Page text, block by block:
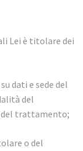
Lei è titolare dei
dati e sede del
del
del trattamento;
o del